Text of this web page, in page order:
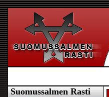
Suomussalmen Rasti